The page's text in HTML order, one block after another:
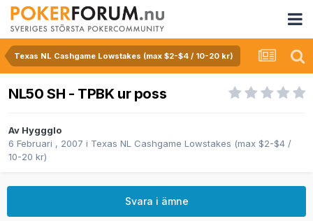
Texas NL Cashgame Lowstakes (max $2-$4 / 10-20 kr)
NL50 SH - TPBK ur poss
Av Hyggglo
6 Februari , 2007 i Texas NL Cashgame Lowstakes (max $2-$4 /
10-20 kr)
Svara i ämne